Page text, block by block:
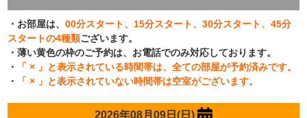
・お部屋は、00分スタート、15分スタート、30分スタート、45分
スタートの4種類ございます。
・薄い黄色の枠のご予約は、お電話でのみ対応しております。
・
「 × 」と表示されている時間帯は、全ての部屋が予約済みです。
・
「 × 」と表示されていない時間帯は空室がございます。
2026年08月09日(日)